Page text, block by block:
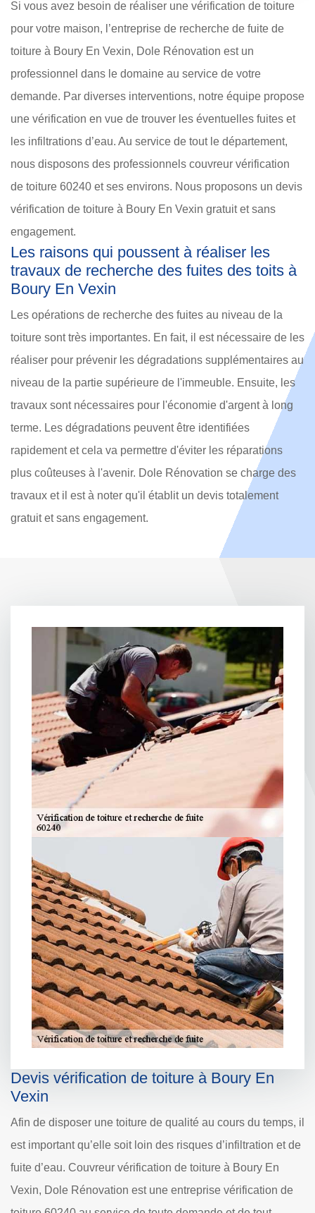
Si vous avez besoin de réaliser une vérification de toiture
pour votre maison, l’entreprise de recherche de fuite de
toiture à Boury En Vexin, Dole Rénovation est un
professionnel dans le domaine au service de votre
demande. Par diverses interventions, notre équipe propose
une vérification en vue de trouver les éventuelles fuites et
les infiltrations d’eau. Au service de tout le département,
nous disposons des professionnels couvreur vérification
de toiture 60240 et ses environs. Nous proposons un devis
vérification de toiture à Boury En Vexin gratuit et sans
engagement.
Les raisons qui poussent à réaliser les
travaux de recherche des fuites des toits à
Boury En Vexin
Les opérations de recherche des fuites au niveau de la
toiture sont très importantes. En fait, il est nécessaire de les
réaliser pour prévenir les dégradations supplémentaires au
niveau de la partie supérieure de l'immeuble. Ensuite, les
travaux sont nécessaires pour l'économie d'argent à long
terme. Les dégradations peuvent être identifiées
rapidement et cela va permettre d'éviter les réparations
plus coûteuses à l'avenir. Dole Rénovation se charge des
travaux et il est à noter qu'il établit un devis totalement
gratuit et sans engagement.
Devis vérification de toiture à Boury En
Vexin
Afin de disposer une toiture de qualité au cours du temps, il
est important qu’elle soit loin des risques d’infiltration et de
fuite d’eau. Couvreur vérification de toiture à Boury En
Vexin, Dole Rénovation est une entreprise vérification de